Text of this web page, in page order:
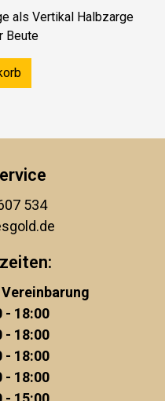
als Vertikal Halbzarge
Beute
534
- 18:00
- 18:00
- 18:00
- 18:00